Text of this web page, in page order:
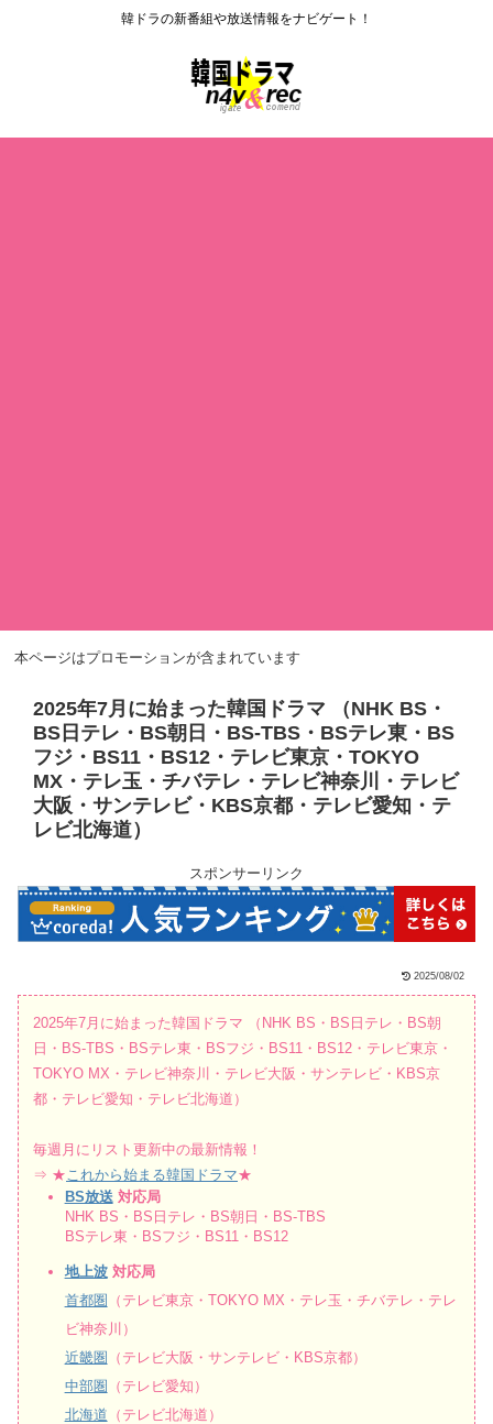
韓ドラの新番組や放送情報をナビゲート！
本ページはプロモーションが含まれています
2025年7月に始まった韓国ドラマ （NHK BS・
BS日テレ・BS朝日・BS-TBS・BSテレ東・BS
フジ・BS11・BS12・テレビ東京・TOKYO
MX・テレ玉・チバテレ・テレビ神奈川・テレビ
大阪・サンテレビ・KBS京都・テレビ愛知・テ
レビ北海道）
スポンサーリンク
2025/08/02
2025年7月に始まった韓国ドラマ （NHK BS・BS日テレ・BS朝
日・BS-TBS・BSテレ東・BSフジ・BS11・BS12・テレビ東京・
TOKYO MX・テレビ神奈川・テレビ大阪・サンテレビ・KBS京
都・テレビ愛知・テレビ北海道）
毎週月にリスト更新中の最新情報！
⇒ ★ これから始まる韓国ドラマ★
BS放送 対応局
NHK BS・BS日テレ・BS朝日・BS-TBS
BSテレ東・BSフジ・BS11・BS12
地上波対応局
首都圏 （テレビ東京・TOKYO MX・テレ玉・チバテレ・テレ
ビ神奈川）
近畿圏 （テレビ大阪・サンテレビ・KBS京都）
中部圏 （テレビ愛知）
北海道 （テレビ北海道）